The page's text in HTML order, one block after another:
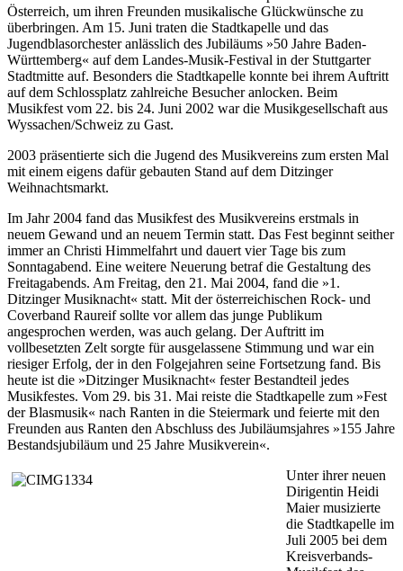
Österreich, um ihren Freunden musikalische Glückwünsche zu
überbringen. Am 15. Juni traten die Stadtkapelle und das
Jugendblasorchester anlässlich des Jubiläums »50 Jahre Baden-
Württemberg« auf dem Landes-Musik-Festival in der Stuttgarter
Stadtmitte auf. Besonders die Stadtkapelle konnte bei ihrem Auftritt
auf dem Schlossplatz zahlreiche Besucher anlocken. Beim
Musikfest vom 22. bis 24. Juni 2002 war die Musikgesellschaft aus
Wyssachen/Schweiz zu Gast.
2003 präsentierte sich die Jugend des Musikvereins zum ersten Mal
mit einem eigens dafür gebauten Stand auf dem Ditzinger
Weihnachtsmarkt.
Im Jahr 2004 fand das Musikfest des Musikvereins erstmals in
neuem Gewand und an neuem Termin statt. Das Fest beginnt seither
immer an Christi Himmelfahrt und dauert vier Tage bis zum
Sonntagabend. Eine weitere Neuerung betraf die Gestaltung des
Freitagabends. Am Freitag, den 21. Mai 2004, fand die »1.
Ditzinger Musiknacht« statt. Mit der österreichischen Rock- und
Coverband Raureif sollte vor allem das junge Publikum
angesprochen werden, was auch gelang. Der Auftritt im
vollbesetzten Zelt sorgte für ausgelassene Stimmung und war ein
riesiger Erfolg, der in den Folgejahren seine Fortsetzung fand. Bis
heute ist die »Ditzinger Musiknacht« fester Bestandteil jedes
Musikfestes. Vom 29. bis 31. Mai reiste die Stadtkapelle zum »Fest
der Blasmusik« nach Ranten in die Steiermark und feierte mit den
Freunden aus Ranten den Abschluss des Jubiläumsjahres »155 Jahre
Bestandsjubiläum und 25 Jahre Musikverein«.
Unter ihrer neuen
Dirigentin Heidi
Maier musizierte
die Stadtkapelle im
Juli 2005 bei dem
Kreisverbands-